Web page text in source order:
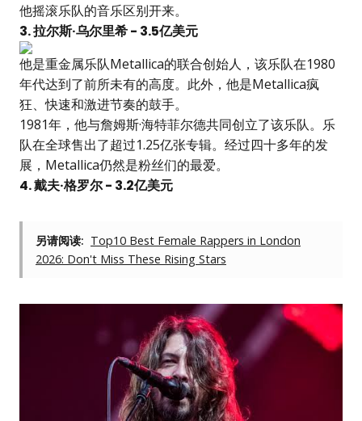
他摇滚乐队的音乐区别开来。
3. 拉尔斯·乌尔里希 - 3.5亿美元
他是重金属乐队Metallica的联合创始人，该乐队在1980
年代达到了前所未有的高度。此外，他是Metallica疯
狂、快速和激进节奏的鼓手。
1981年，他与詹姆斯·海特菲尔德共同创立了该乐队。乐
队在全球售出了超过1.25亿张专辑。经过四十多年的发
展，Metallica仍然是粉丝们的最爱。
4. 戴夫·格罗尔 - 3.2亿美元
另请阅读: Top10 Best Female Rappers in London
2026: Don't Miss These Rising Stars